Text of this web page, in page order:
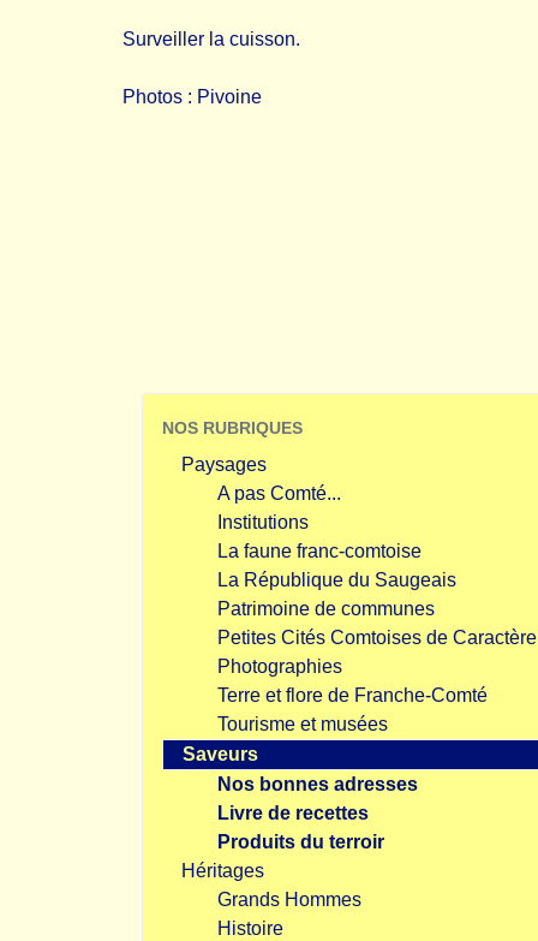
Surveiller la cuisson.
Photos : Pivoine
NOS RUBRIQUES
Paysages
A pas Comté...
Institutions
La faune franc-comtoise
La République du Saugeais
Patrimoine de communes
Petites Cités Comtoises de Caractère
Photographies
Terre et flore de Franche-Comté
Tourisme et musées
Saveurs
Nos bonnes adresses
Livre de recettes
Produits du terroir
Héritages
Grands Hommes
Histoire